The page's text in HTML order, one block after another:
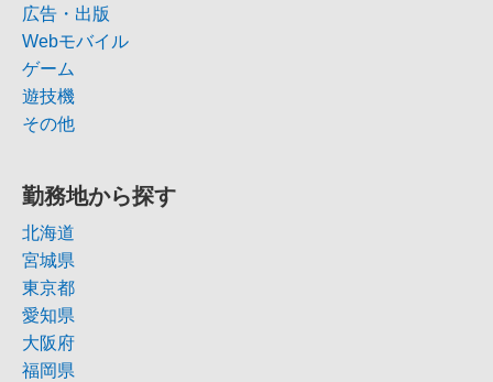
広告・出版
Webモバイル
ゲーム
遊技機
その他
勤務地から探す
北海道
宮城県
東京都
愛知県
大阪府
福岡県